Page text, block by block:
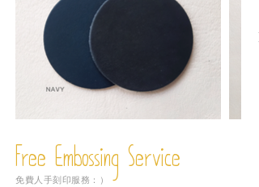
Free Embossing Service
免費人手刻印服務：）